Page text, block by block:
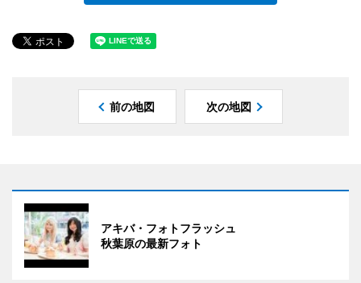
前の地図 次の地図
アキバ・フォトフラッシュ
秋葉原の最新フォト